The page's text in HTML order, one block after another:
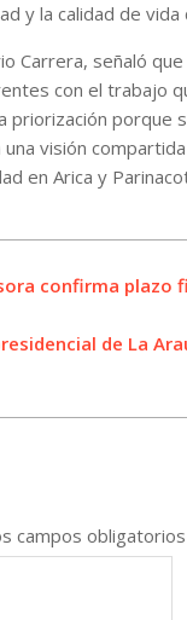
y la calidad de
Carrera, señaló
con el trabajo
porque
visión
en Arica y
confirma plazo
de La
campos